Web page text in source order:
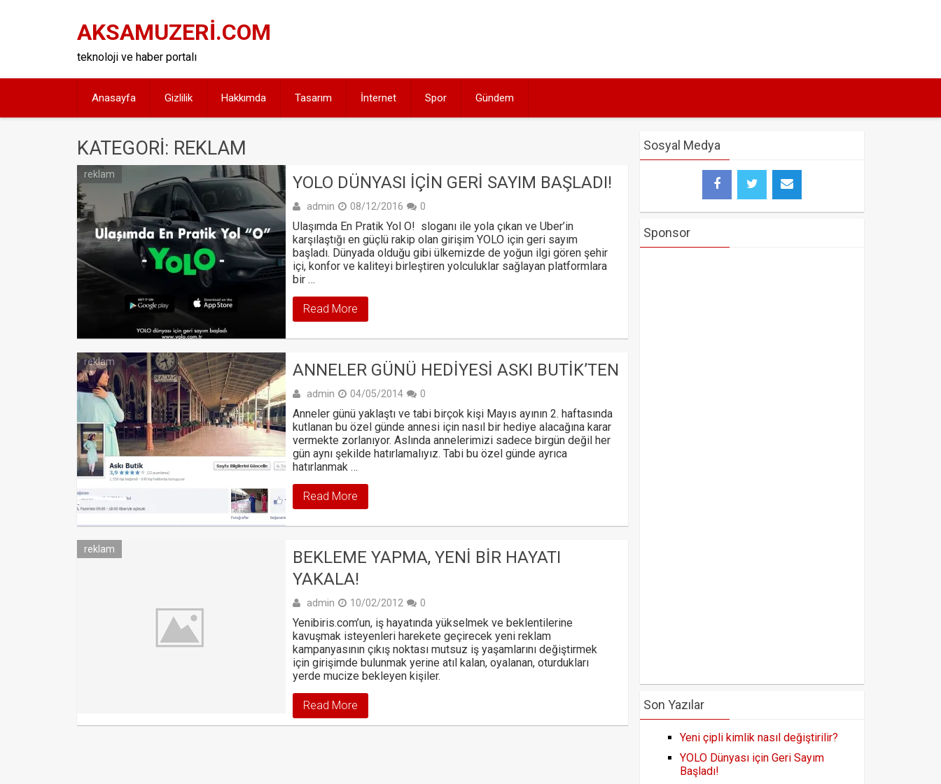
AKSAMUZERİ.COM
teknoloji ve haber portalı
Anasayfa Gizlilik Hakkımda Tasarım İnternet Spor Gündem
KATEGORI: REKLAM
reklam YOLO DÜNYASI IÇIN GERI SAYIM BAŞLADI!
admin 08/12/2016 0
Ulaşımda En Pratik Yol O! sloganı ile yola çıkan ve Uber’in
karşılaştığı en güçlü rakip olan girişim YOLO için geri sayım
başladı. Dünyada olduğu gibi ülkemizde de yoğun ilgi gören şehir
içi, konfor ve kaliteyi birleştiren yolculuklar sağlayan platformlara
bir …
Read More
reklam ANNELER GÜNÜ HEDIYESI ASKI BUTIK’TEN
admin 04/05/2014 0
Anneler günü yaklaştı ve tabi birçok kişi Mayıs ayının 2. haftasında
kutlanan bu özel günde annesi için nasıl bir hediye alacağına karar
vermekte zorlanıyor. Aslında annelerimizi sadece birgün değil her
gün aynı şekilde hatırlamalıyız. Tabi bu özel günde ayrıca
hatırlanmak …
Read More
reklam
BEKLEME YAPMA, YENI BIR HAYATI
YAKALA!
admin 10/02/2012 0
Yenibiris.com’un, iş hayatında yükselmek ve beklentilerine
kavuşmak isteyenleri harekete geçirecek yeni reklam
kampanyasının çıkış noktası mutsuz iş yaşamlarını değiştirmek
için girişimde bulunmak yerine atıl kalan, oyalanan, oturdukları
yerde mucize bekleyen kişiler.
Read More
Sosyal Medya
Sponsor
Son Yazılar
Yeni çipli kimlik nasıl değiştirilir?
YOLO Dünyası için Geri Sayım
Başladı!